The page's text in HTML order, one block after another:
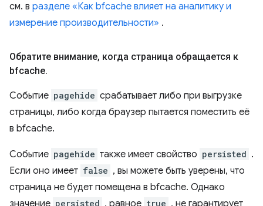
см. в разделе «Как bfcache влияет на аналитику и
измерение производительности» .
Обратите внимание, когда страница обращается к
bfcache.
Событие pagehide срабатывает либо при выгрузке
страницы, либо когда браузер пытается поместить её
в bfcache.
Событие pagehide также имеет свойство persisted .
Если оно имеет false , вы можете быть уверены, что
страница не будет помещена в bfcache. Однако
значение persisted , равное true , не гарантирует